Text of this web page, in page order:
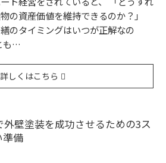
の資産価値を維持できるのか？」
繕のタイミングはいつが正解なの
も…
詳しくはこちら
外壁塗装を成功させるための3ス
準備